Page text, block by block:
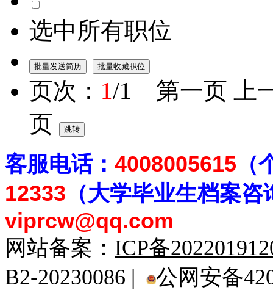
选中所有职位
页次： 1/1 第一页 上
页
客服电话： 4008005615
12333 （大学毕业生档案咨
viprcw@qq.com
网站备案： ICP备
B2-20230086 |
公网安备